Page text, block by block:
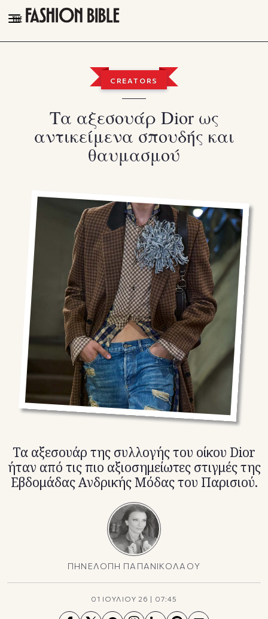
THE FASHION BIBLE
TALK OF THE TOWN
PLEASURES
Facebook
Instagram
Youtube
TikTok
X(Twitter)
CREATORS
Τα αξεσουάρ Dior ως
αντικείμενα σπουδής και
θαυμασμού
Τα αξεσουάρ της συλλογής του οίκου Dior
ήταν από τις πιο αξιοσημείωτες στιγμές της
Εβδομάδας Ανδρικής Μόδας του Παρισιού.
ΠΗΝΕΛΟΠΗ ΠΑΠΑΝΙΚΟΛΑΟΥ
01 ΙΟΥΛΙΟΥ 26 | 07:45